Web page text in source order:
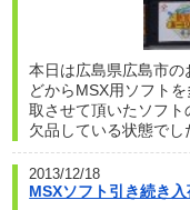
本日は広島県広島市
どからMSX用ソフト
取させて頂いたソフ
欠品している状態で
2013/12/18
MSXソフト引き続き